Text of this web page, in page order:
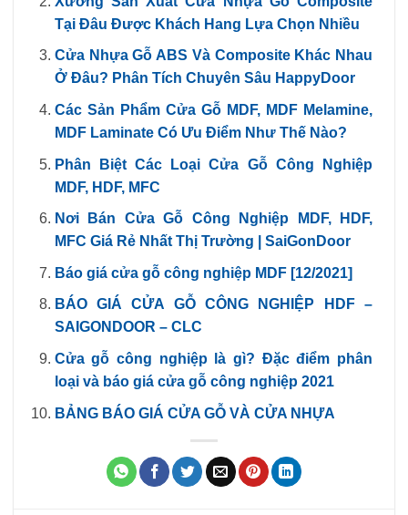
Tại Đâu Được Khách Hang Lựa Chọn Nhiều
Cửa Nhựa Gỗ ABS Và Composite Khác Nhau
Ở Đâu? Phân Tích Chuyên Sâu HappyDoor
Các Sản Phẩm Cửa Gỗ MDF, MDF Melamine,
MDF Laminate Có Ưu Điểm Như Thế Nào?
Phân Biệt Các Loại Cửa Gỗ Công Nghiệp
MDF, HDF, MFC
Nơi Bán Cửa Gỗ Công Nghiệp MDF, HDF,
MFC Giá Rẻ Nhất Thị Trường | SaiGonDoor
Báo giá cửa gỗ công nghiệp MDF [12/2021]
BÁO GIÁ CỬA GỖ CÔNG NGHIỆP HDF –
SAIGONDOOR – CLC
Cửa gỗ công nghiệp là gì? Đặc điểm phân
loại và báo giá cửa gỗ công nghiệp 2021
BẢNG BÁO GIÁ CỬA GỖ VÀ CỬA NHỰA